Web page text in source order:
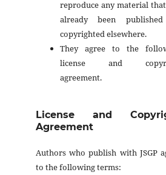
reproduce any material
already been
copyrighted elsewhere.
They agree to the
license and
agreement.
License and
Agreement
Authors who publish with JSGP
to the following terms: